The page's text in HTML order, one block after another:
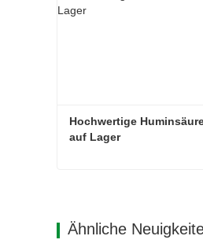
Hochwertige
auf Lager
Ähnliche